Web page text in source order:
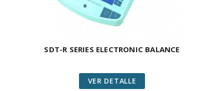
SDT-R SERIES ELECTRONIC BALANCE
VER DETALLE